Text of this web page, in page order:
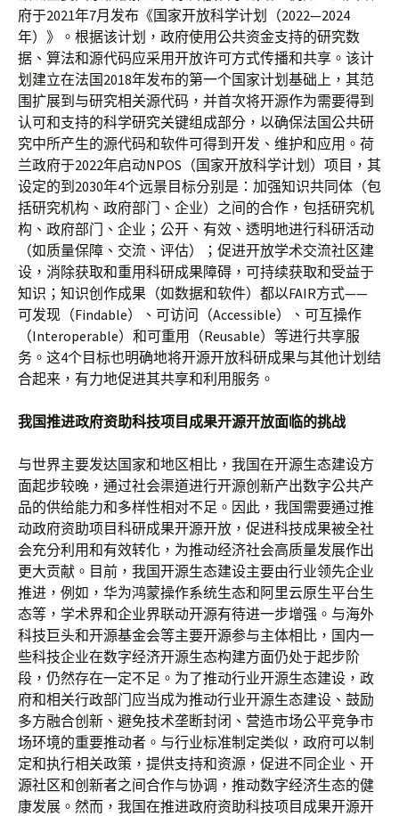
府于2021年7月发布《国家开放科学计划（2022—2024
年）》。根据该计划，政府使用公共资金支持的研究数
据、算法和源代码应采用开放许可方式传播和共享。该计
划建立在法国2018年发布的第一个国家计划基础上，其范
围扩展到与研究相关源代码，并首次将开源作为需要得到
认可和支持的科学研究关键组成部分，以确保法国公共研
究中所产生的源代码和软件可得到开发、维护和应用。荷
兰政府于2022年启动NPOS（国家开放科学计划）项目，其
设定的到2030年4个远景目标分别是：加强知识共同体（包
括研究机构、政府部门、企业）之间的合作，包括研究机
构、政府部门、企业；公开、有效、透明地进行科研活动
（如质量保障、交流、评估）；促进开放学术交流社区建
设，消除获取和重用科研成果障碍，可持续获取和受益于
知识；知识创作成果（如数据和软件）都以FAIR方式——
可发现（Findable）、可访问（Accessible）、可互操作
（Interoperable）和可重用（Reusable）等进行共享服
务。这4个目标也明确地将开源开放科研成果与其他计划结
合起来，有力地促进其共享和利用服务。
我国推进政府资助科技项目成果开源开放面临的挑战
与世界主要发达国家和地区相比，我国在开源生态建设方
面起步较晚，通过社会渠道进行开源创新产出数字公共产
品的供给能力和多样性相对不足。因此，我国需要通过推
动政府资助项目科研成果开源开放，促进科技成果被全社
会充分利用和有效转化，为推动经济社会高质量发展作出
更大贡献。目前，我国开源生态建设主要由行业领先企业
推进，例如，华为鸿蒙操作系统生态和阿里云原生平台生
态等，学术界和企业界联动开源有待进一步增强。与海外
科技巨头和开源基金会等主要开源参与主体相比，国内一
些科技企业在数字经济开源生态构建方面仍处于起步阶
段，仍然存在一定不足。为了推动行业开源生态建设，政
府和相关行政部门应当成为推动行业开源生态建设、鼓励
多方融合创新、避免技术垄断封闭、营造市场公平竞争市
场环境的重要推动者。与行业标准制定类似，政府可以制
定和执行相关政策，提供支持和资源，促进不同企业、开
源社区和创新者之间合作与协调，推动数字经济生态的健
康发展。然而，我国在推进政府资助科技项目成果开源开